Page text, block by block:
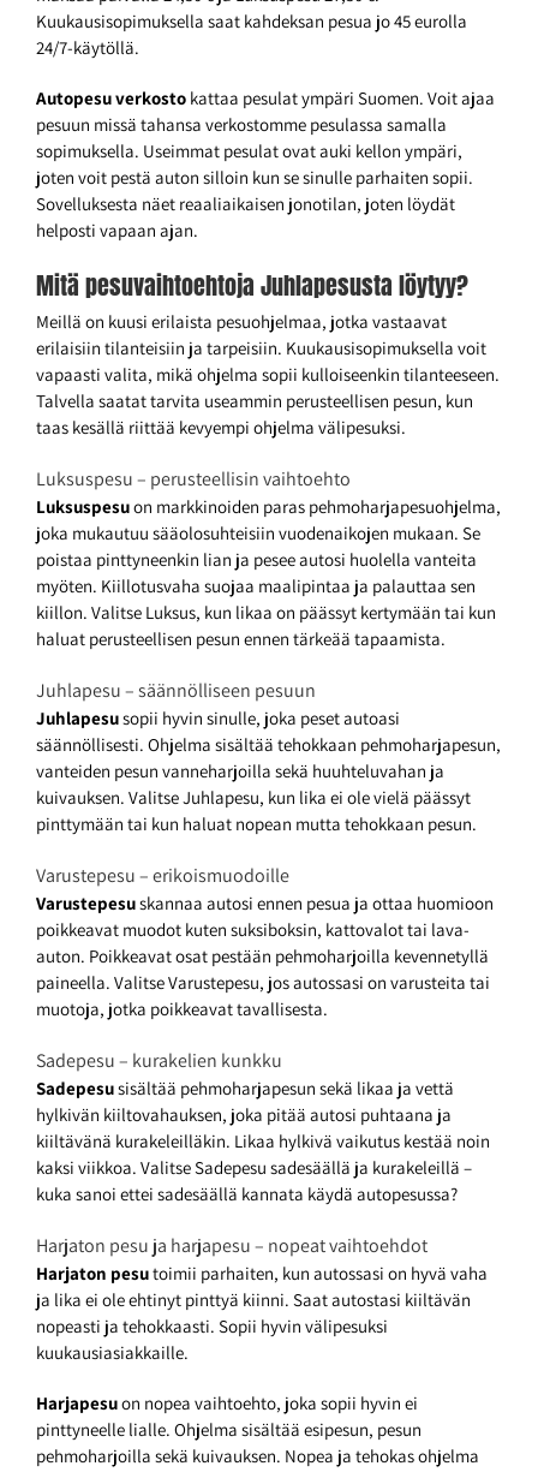
Kuukausisopimuksella saat kahdeksan pesua jo 45 eurolla
24/7-käytöllä.
Autopesu verkosto kattaa pesulat ympäri Suomen. Voit ajaa
pesuun missä tahansa verkostomme pesulassa samalla
sopimuksella. Useimmat pesulat ovat auki kellon ympäri,
joten voit pestä auton silloin kun se sinulle parhaiten sopii.
Sovelluksesta näet reaaliaikaisen jonotilan, joten löydät
helposti vapaan ajan.
Mitä pesuvaihtoehtoja Juhlapesusta löytyy?
Meillä on kuusi erilaista pesuohjelmaa, jotka vastaavat
erilaisiin tilanteisiin ja tarpeisiin. Kuukausisopimuksella voit
vapaasti valita, mikä ohjelma sopii kulloiseenkin tilanteeseen.
Talvella saatat tarvita useammin perusteellisen pesun, kun
taas kesällä riittää kevyempi ohjelma välipesuksi.
Luksuspesu – perusteellisin vaihtoehto
Luksuspesuon markkinoiden paras pehmoharjapesuohjelma,
joka mukautuu sääolosuhteisiin vuodenaikojen mukaan. Se
poistaa pinttyneenkin lian ja pesee autosi huolella vanteita
myöten. Kiillotusvaha suojaa maalipintaa ja palauttaa sen
kiillon. Valitse Luksus, kun likaa on päässyt kertymään tai kun
haluat perusteellisen pesun ennen tärkeää tapaamista.
Juhlapesu – säännölliseen pesuun
Juhlapesusopii hyvin sinulle, joka peset autoasi
säännöllisesti. Ohjelma sisältää tehokkaan pehmoharjapesun,
vanteiden pesun vanneharjoilla sekä huuhteluvahan ja
kuivauksen. Valitse Juhlapesu, kun lika ei ole vielä päässyt
pinttymään tai kun haluat nopean mutta tehokkaan pesun.
Varustepesu – erikoismuodoille
Varustepesuskannaa autosi ennen pesua ja ottaa huomioon
poikkeavat muodot kuten suksiboksin, kattovalot tai lava-
auton. Poikkeavat osat pestään pehmoharjoilla kevennetyllä
paineella. Valitse Varustepesu, jos autossasi on varusteita tai
muotoja, jotka poikkeavat tavallisesta.
Sadepesu – kurakelien kunkku
Sadepesusisältää pehmoharjapesun sekä likaa ja vettä
hylkivän kiiltovahauksen, joka pitää autosi puhtaana ja
kiiltävänä kurakeleilläkin. Likaa hylkivä vaikutus kestää noin
kaksi viikkoa. Valitse Sadepesu sadesäällä ja kurakeleillä –
kuka sanoi ettei sadesäällä kannata käydä autopesussa?
Harjaton pesu ja harjapesu – nopeat vaihtoehdot
Harjaton pesutoimii parhaiten, kun autossasi on hyvä vaha
ja lika ei ole ehtinyt pinttyä kiinni. Saat autostasi kiiltävän
nopeasti ja tehokkaasti. Sopii hyvin välipesuksi
kuukausiasiakkaille.
Harjapesuon nopea vaihtoehto, joka sopii hyvin ei
pinttyneelle lialle. Ohjelma sisältää esipesun, pesun
pehmoharjoilla sekä kuivauksen. Nopea ja tehokas ohjelma